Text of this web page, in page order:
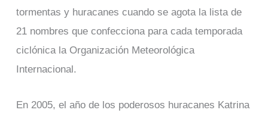
tormentas y huracanes cuando se agota la lista de
21 nombres que confecciona para cada temporada
ciclónica la Organización Meteorológica
Internacional.
En 2005, el año de los poderosos huracanes Katrina